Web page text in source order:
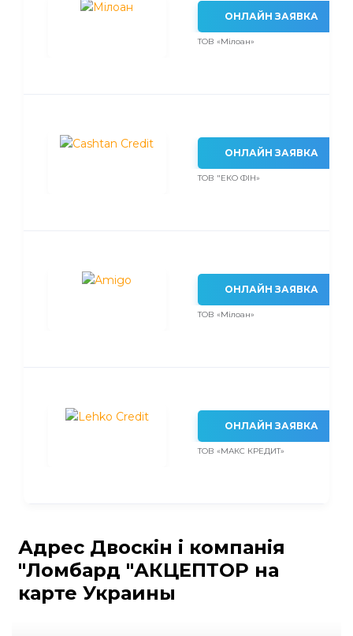
ОНЛАЙН ЗАЯВКА
ТОВ «Мілоан»
ОНЛАЙН ЗАЯВКА
ТОВ "ЕКО ФІН»
ОНЛАЙН ЗАЯВКА
ТОВ «Мілоан»
ОНЛАЙН ЗАЯВКА
ТОВ «МАКС КРЕДИТ»
Адрес Двоскін і компанія
"Ломбард "АКЦЕПТОР на
карте Украины